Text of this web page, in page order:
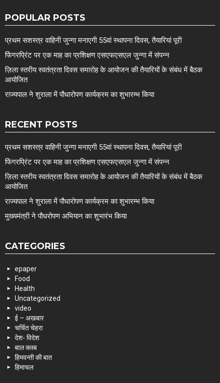
POPULAR POSTS
प्रथम सशस्त्र वाहिनी जुन्गा मनाएगी 55वां स्थापना दिवस, तैयारियां पूरी
फिंगरप्रिंट पर एक माह का प्रशिक्षण एसएफएसएल जुन्गा में संपन्न
ज़िला स्तरीय स्वतंत्रता दिवस समारोह के आयोजन की तैयारियों के संबंध में बैठक
आयोजित
राज्यपाल ने शुराला में पौधारोपण कार्यक्रम का शुभारम्भ किया
RECENT POSTS
प्रथम सशस्त्र वाहिनी जुन्गा मनाएगी 55वां स्थापना दिवस, तैयारियां पूरी
फिंगरप्रिंट पर एक माह का प्रशिक्षण एसएफएसएल जुन्गा में संपन्न
ज़िला स्तरीय स्वतंत्रता दिवस समारोह के आयोजन की तैयारियों के संबंध में बैठक
आयोजित
राज्यपाल ने शुराला में पौधारोपण कार्यक्रम का शुभारम्भ किया
मुख्यमंत्री ने पौधरोपण अभियान का शुभारंभ किया
CATEGORIES
epaper
Food
Health
Uncategorized
video
ई – अखबार
चर्चित चेहरा
देश- विदेश
बाल क्लब
हिमवन्ती की बात
हिमाचल